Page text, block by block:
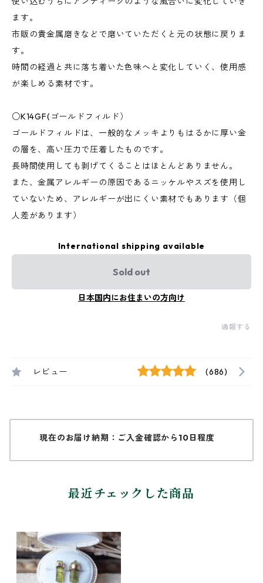
ます。
市販の貴金属磨きなどで磨いていただくと元の状態に戻りま
す。
時間の経過と共に落ち着いた色味へと変化していく、使用感
が楽しめる素材です。
○K14GF(ゴールドフィルド）
ゴールドフィルドは、一般的なメッキよりもはるかに厚い金
の層を、高い圧力で圧着したものです。
長時間使用しても剥げてくることはほとんどありません。
また、金属アレルギーの原因であるニッケルやスズを使用し
ていないため、アレルギーが出にくい素材でもあります（個
人差があります）
International shipping available
Sold out
日本国内にお住まいの方向け
通報する
レビュー (686)
現在のお届け納期：ご入金確認から10日程度
最近チェックした商品